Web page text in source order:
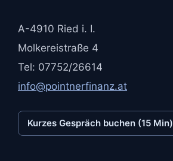
A-4910 Ried i. I.
Molkereistraße 4
Tel: 07752/26614
info@pointnerfinanz.at
Kurzes Gespräch buchen (15 Min)